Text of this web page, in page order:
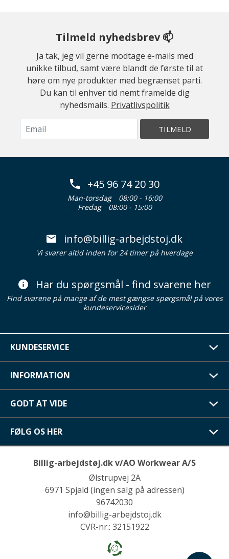
Tilmeld nyhedsbrev 📫
Ja tak, jeg vil gerne modtage e-mails med
unikke tilbud, samt være blandt de første til at
høre om nye produkter med begrænset parti.
Du kan til enhver tid nemt framelde dig
nyhedsmails. Privatlivspolitik
TILMELD
+45 96 74 20 30
Man-torsdag
08:00 - 16:00
Fredag
08:00 - 15:00
info@billig-arbejdstoj.dk
Vi svarer altid inden for 24 timer på hverdage
Har du spørgsmål - find svarene her
Find svarene på mange af de mest gængse spørgsmål på vores
kundeservicesider
KUNDESERVICE
INFORMATION
GODT AT VIDE
FØLG OS HER
Billig-arbejdstøj.dk v/AO Workwear A/S
Ølstrupvej 2A
6971 Spjald (ingen salg på adressen)
96742030
info@billig-arbejdstoj.dk
CVR-nr.: 32151922